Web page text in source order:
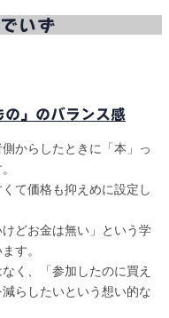
いず
の」のバランス感
からしたときに「本」っ
て価格も抑えめに設定し
どお金は無い」という学
す。
く、「参加したのに買え
らしたいという想い的な